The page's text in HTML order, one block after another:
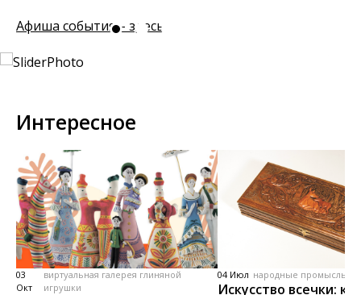
Афиша события – здесь.
Интересное
03
Окт
виртуальная галерея глиняной
игрушки
04 Июл народные промыслы,
Искусство всечки: как